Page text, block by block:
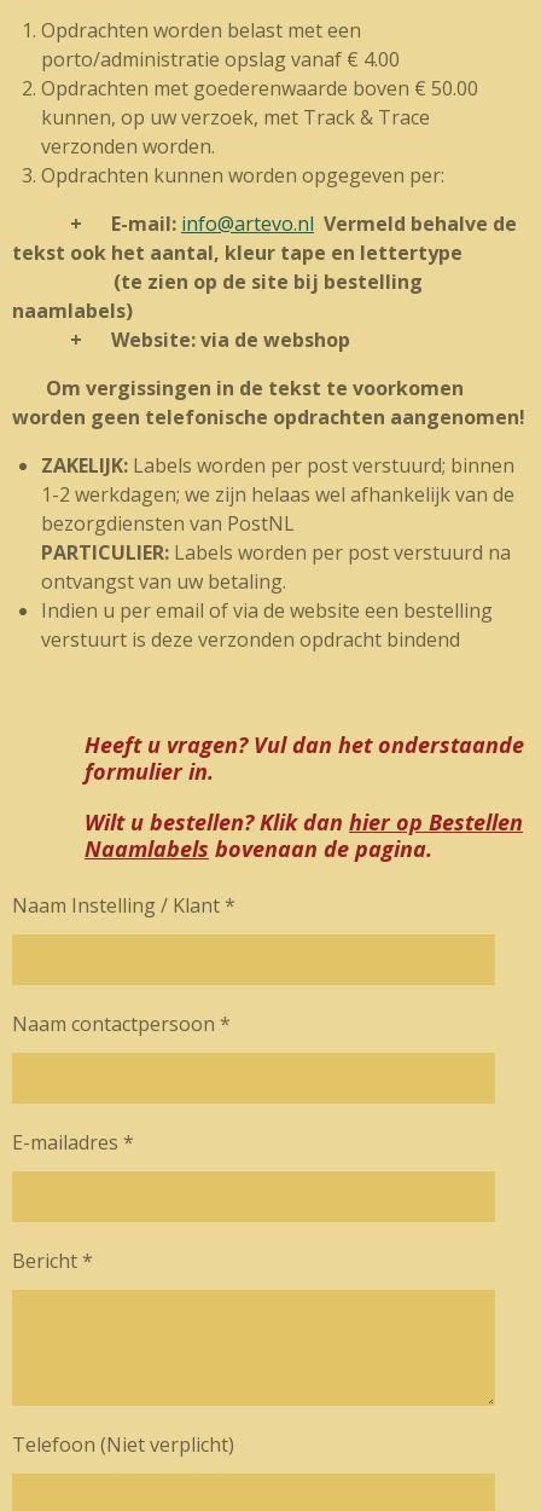
Opdrachten worden belast met een
porto/administratie opslag vanaf € 4.00
Opdrachten met goederenwaarde boven € 50.00
kunnen, op uw verzoek, met Track & Trace
verzonden worden.
Opdrachten kunnen worden opgegeven per:
+ E-mail: info@artevo.nl Vermeld behalve de
tekst ook het aantal, kleur tape en lettertype
(te zien op de site bij bestelling
naamlabels)
+ Website: via de webshop
Om vergissingen in de tekst te voorkomen
worden geen telefonische opdrachten aangenomen!
ZAKELIJK: Labels worden per post verstuurd; binnen
1-2 werkdagen; we zijn helaas wel afhankelijk van de
bezorgdiensten van PostNL
PARTICULIER: Labels worden per post verstuurd na
ontvangst van uw betaling.
Indien u per email of via de website een bestelling
verstuurt is deze verzonden opdracht bindend
Heeft u vragen? Vul dan het onderstaande
formulier in.
Wilt u bestellen? Klik dan hier op Bestellen
Naamlabels bovenaan de pagina.
Naam Instelling / Klant *
Naam contactpersoon *
E-mailadres *
Bericht *
Telefoon (Niet verplicht)